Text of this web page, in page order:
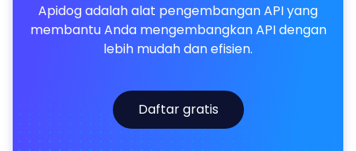
Apidog adalah alat pengembangan API yang
membantu Anda mengembangkan API dengan
lebih mudah dan efisien.
Daftar gratis